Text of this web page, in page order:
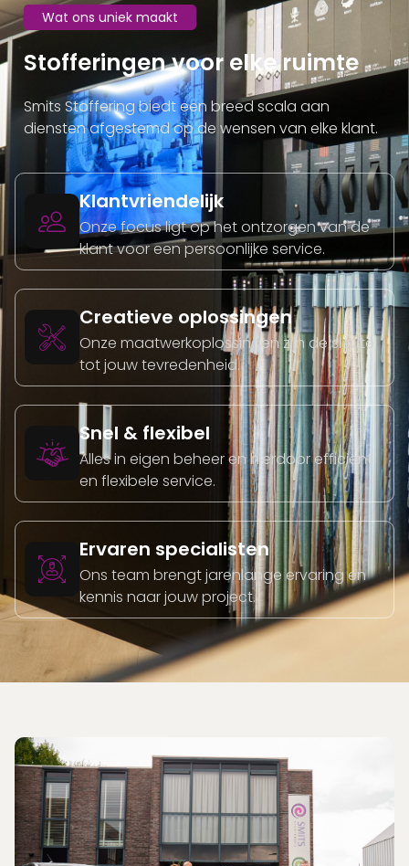
Wat ons uniek maakt
Stofferingen voor elke ruimte
Smits Stoffering biedt een breed scala aan
diensten afgestemd op de wensen van elke klant.
Klantvriendelijk
Onze focus ligt op het ontzorgen van de
klant voor een persoonlijke service.
Creatieve oplossingen
Onze maatwerkoplossingen zijn de sleutel
tot jouw tevredenheid.
Snel & flexibel
Alles in eigen beheer en hierdoor efficiënt
en flexibele service.
Ervaren specialisten
Ons team brengt jarenlange ervaring en
kennis naar jouw project.